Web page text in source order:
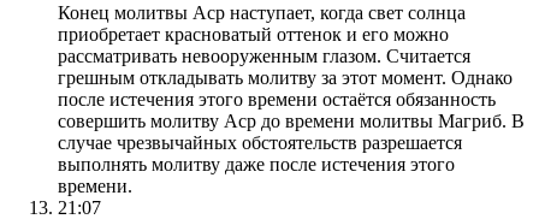
Конец молитвы Аср наступает, когда свет солнца
приобретает красноватый оттенок и его можно
рассматривать невооруженным глазом. Считается
грешным откладывать молитву за этот момент. Однако
после истечения этого времени остаётся обязанность
совершить молитву Аср до времени молитвы Магриб. В
случае чрезвычайных обстоятельств разрешается
выполнять молитву даже после истечения этого
времени.
21:07